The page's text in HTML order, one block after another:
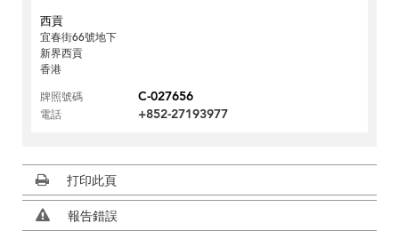
西貢
宜春街66號地下
新界西貢
香港
牌照號碼
C-027656
電話 +852-27193977
打印此頁
報告錯誤